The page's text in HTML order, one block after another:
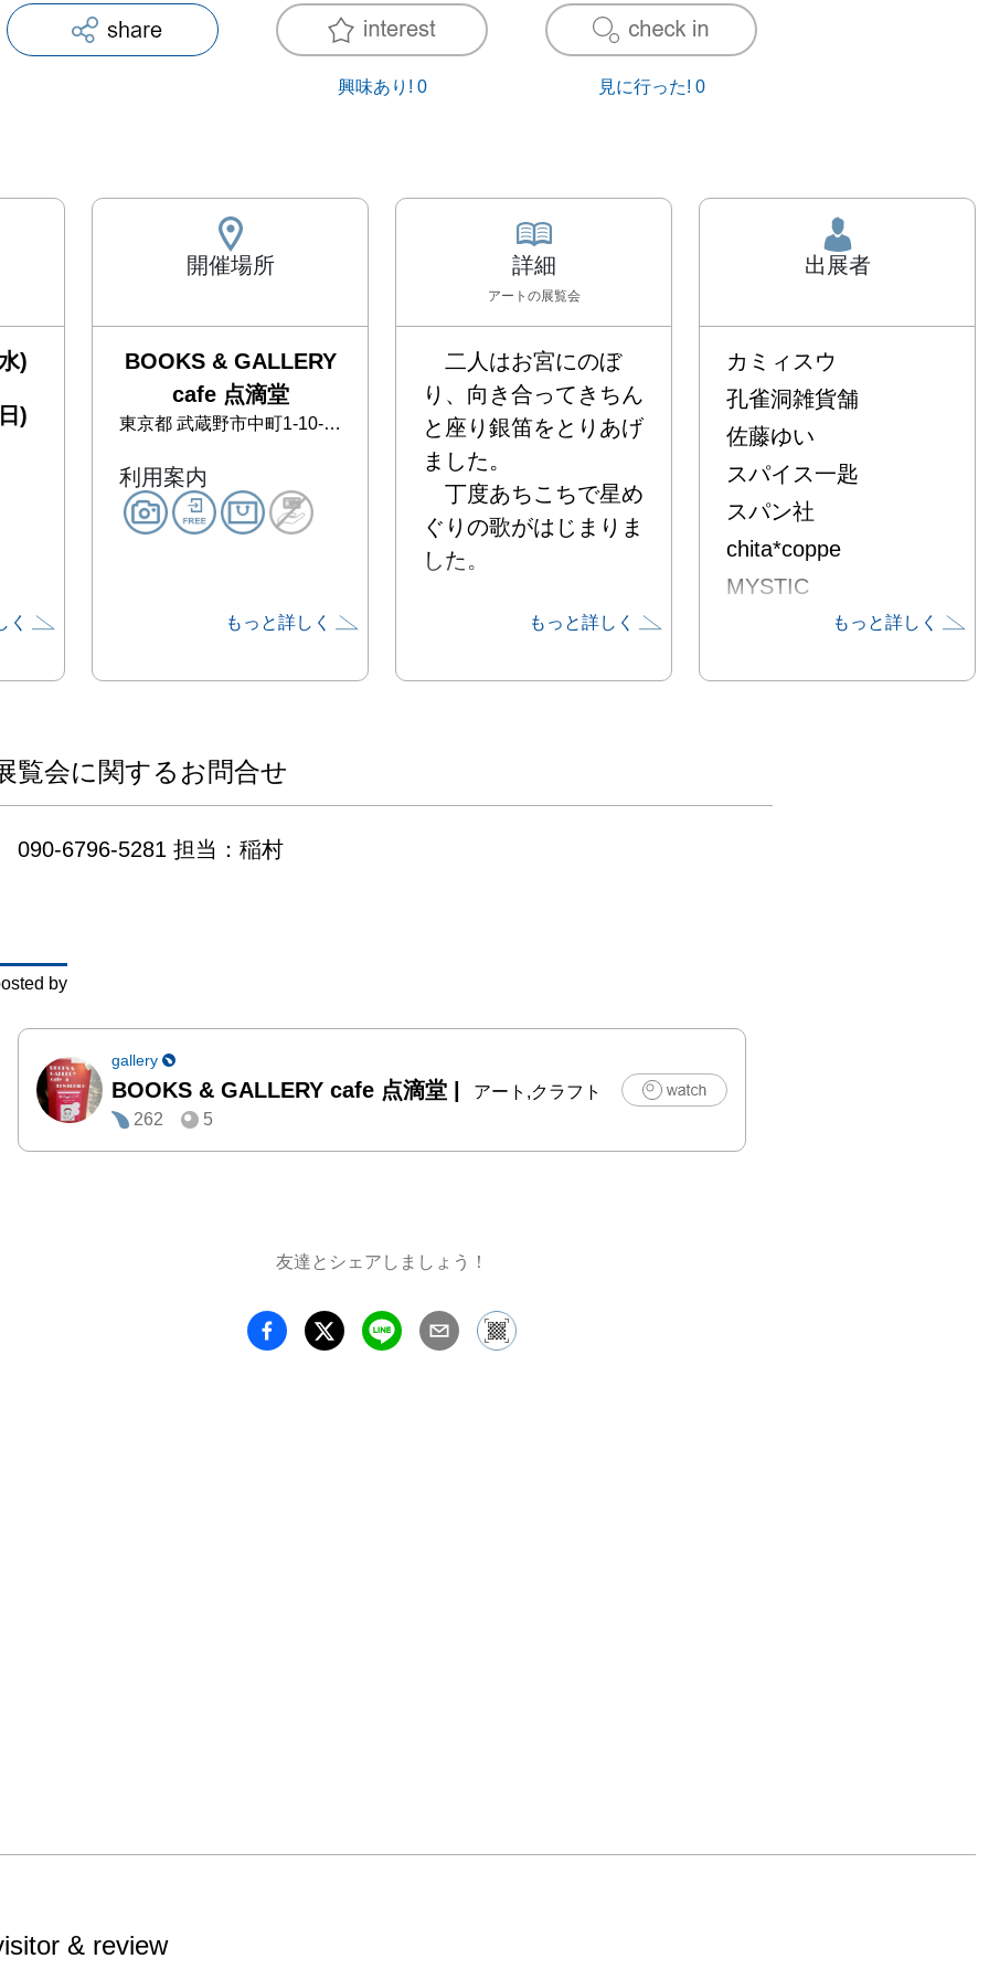
興味あり! 0 見に行った! 0
)
)
く
開催場所
BOOKS & GALLERY
cafe 点滴堂
東京都 武蔵野市中町1-10-3-2F
利用案内
もっと詳しく
詳細
アート の展覧会
二人はお宮にのぼ
り、向き合ってきちん
と座り銀笛をとりあげ
ました。
丁度あちこちで星め
ぐりの歌がはじまりま
した。
「あかいめだまの　さ
とす、
もは
たち。
たに
ころ。
小熊のひたいの　う
もっと詳しく
出展者
カミィスウ
孔雀洞雑貨舗
佐藤ゆい
スパイス一匙
スパン社
chita*coppe
MYSTIC
もっと詳しく
覧会に関するお問合せ
090-6796-5281 担当：稲村
by
gallery
BOOKS & GALLERY cafe 点滴堂 |
アート,クラフト
262
5
友達とシェアしましょう！
& review